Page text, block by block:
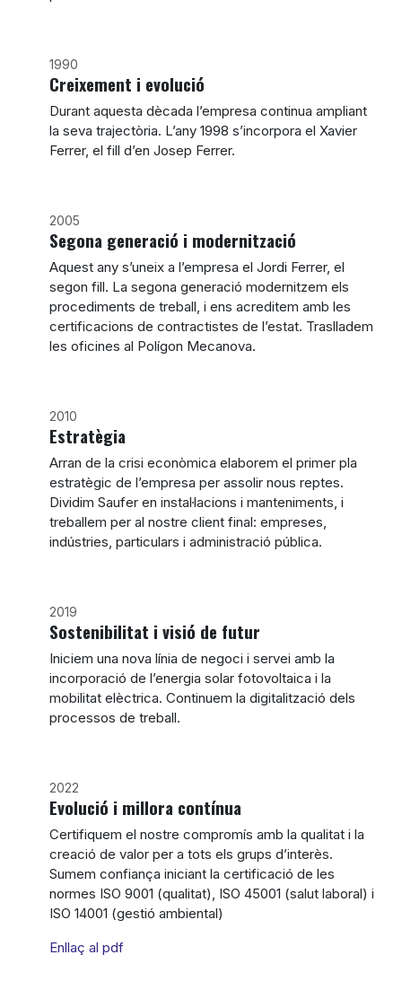
1990
Creixement i evolució
Durant aquesta dècada l’empresa continua ampliant
la seva trajectòria. L’any 1998 s’incorpora el Xavier
Ferrer, el fill d’en Josep Ferrer.
2005
Segona generació i modernització
Aquest any s’uneix a l’empresa el Jordi Ferrer, el
segon fill. La segona generació modernitzem els
procediments de treball, i ens acreditem amb les
certificacions de contractistes de l’estat. Traslladem
les oficines al Polígon Mecanova.
2010
Estratègia
Arran de la crisi econòmica elaborem el primer pla
estratègic de l’empresa per assolir nous reptes.
Dividim Saufer en instal·lacions i manteniments, i
treballem per al nostre client final: empreses,
indústries, particulars i administració pública.
2019
Sostenibilitat i visió de futur
Iniciem una nova línia de negoci i servei amb la
incorporació de l’energia solar fotovoltaica i la
mobilitat elèctrica. Continuem la digitalització dels
processos de treball.
2022
Evolució i millora contínua
Certifiquem el nostre compromís amb la qualitat i la
creació de valor per a tots els grups d’interès.
Sumem confiança iniciant la certificació de les
normes ISO 9001 (qualitat), ISO 45001 (salut laboral) i
ISO 14001 (gestió ambiental)
Enllaç al pdf